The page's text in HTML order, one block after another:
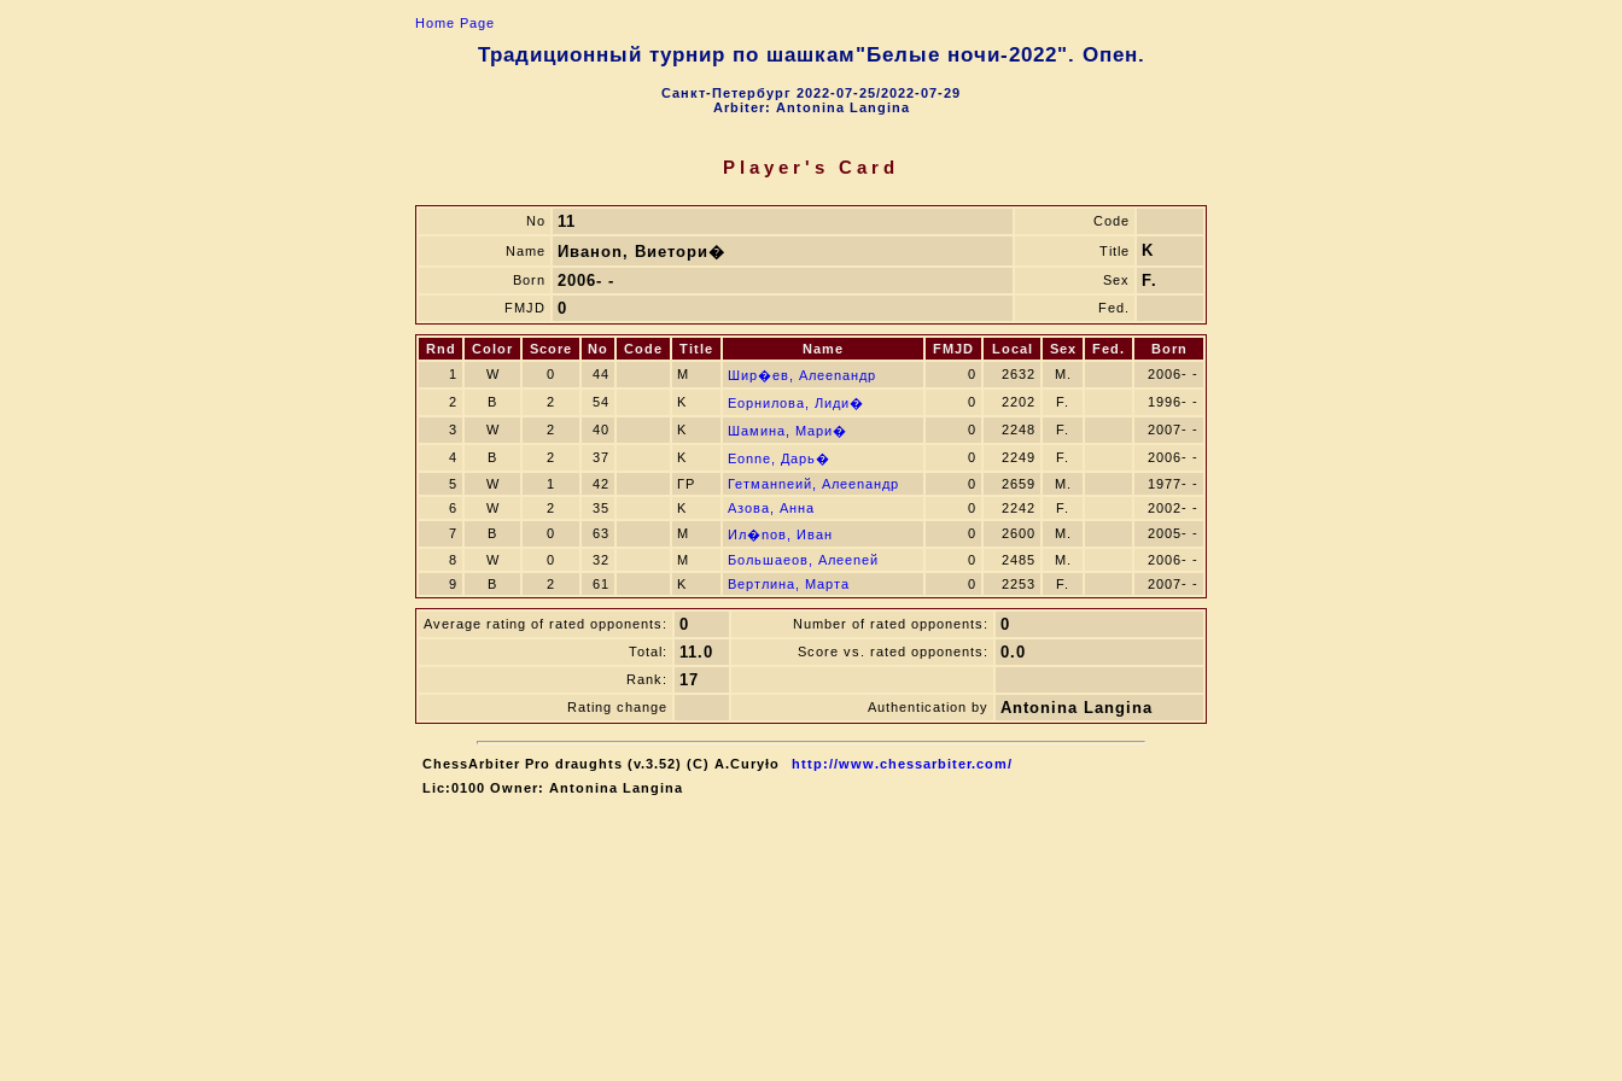
Home Page
Традиционный турнир по шашкам"Белые ночи-2022". Опен.
Санкт-Петербург 2022-07-25/2022-07-29
Arbiter: Antonina Langina
Player's Card
No 11 Code
Name Иванon, Виeтори� Title K
Born 2006- - Sex F.
FMJD 0 Fed.
Rnd Color Score No Code Title Name FMJD Local Sex Fed.
Born
1
W 0 44 M Шир�ев, Алеenандр 0 2632 M.
2006- -
2
B 2 54 K Eорнилова, Лиди� 0 2202 F.
1996- -
3
W 2 40 K Шамина, Мари� 0 2248 F.
2007- -
4
B 2 37 K Eоnnе, Дарь� 0 2249 F.
2006- -
5
W 1 42 ГР Гетманneий, Алеenандр 0 2659 M.
1977- -
6
W 2 35 K Азова, Анна 0 2242 F.
2002- -
7
B 0 63 M Ил�nов, Иван 0 2600 M.
2005- -
8
W 0 32 M Большаeов, Алеenей 0 2485 M.
2006- -
9
B 2 61 K Вертлина, Марта 0 2253 F. 2007- -
Average rating of rated opponents: 0 Number of rated opponents: 0
Total: 11.0 Score vs. rated opponents: 0.0
Rank: 17
Rating change Authentication by Antonina Langina
ChessArbiter Pro draughts (v.3.52) (C) A.Curyło
http://www.chessarbiter.com/
Lic:0100 Owner: Antonina Langina